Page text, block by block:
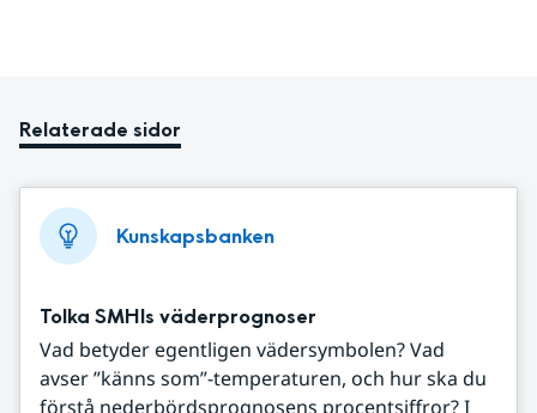
Relaterade sidor
Kunskapsbanken
Tolka SMHIs väderprognoser
Vad betyder egentligen vädersymbolen? Vad
avser ”känns som”-temperaturen, och hur ska du
förstå nederbördsprognosens procentsiffror? I